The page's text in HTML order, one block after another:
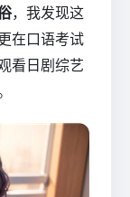
，我发现这
在口语考试
看日剧综艺